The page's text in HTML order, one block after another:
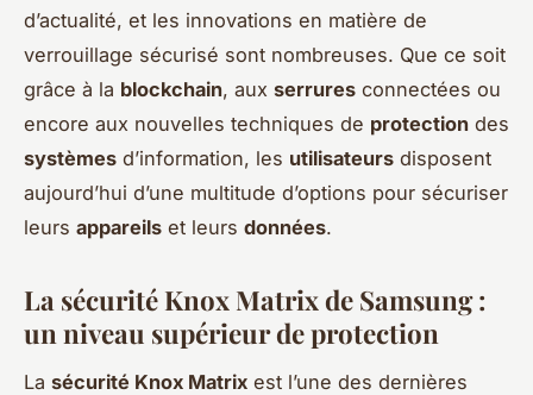
d’actualité, et les innovations en matière de
verrouillage sécurisé sont nombreuses. Que ce soit
grâce à la blockchain, aux serrures connectées ou
encore aux nouvelles techniques de protection des
systèmes d’information, les utilisateurs disposent
aujourd’hui d’une multitude d’options pour sécuriser
leurs appareils et leurs données.
La sécurité Knox Matrix de Samsung :
un niveau supérieur de protection
La sécurité Knox Matrix est l’une des dernières